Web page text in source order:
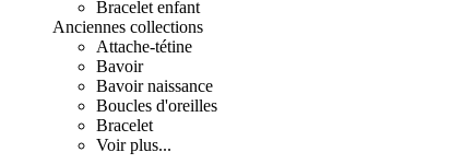
Bracelet enfant
Anciennes collections
Attache-tétine
Bavoir
Bavoir naissance
Boucles d'oreilles
Bracelet
Voir plus...